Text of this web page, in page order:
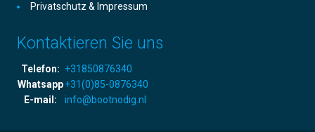
Privatschutz & Impressum
Kontaktieren Sie uns
Telefon: +31850876340
Whatsapp+31(0)85-0876340
E-mail:
info@bootnodig.nl